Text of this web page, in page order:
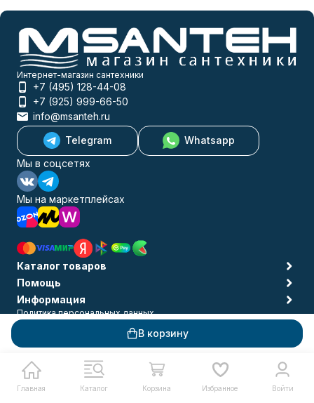
В корзину
Главная Каталог Корзина Избранное Войти
Интернет-магазин сантехники
+7 (495) 128-44-08
+7 (925) 999-66-50
info@msanteh.ru
Telegram
Whatsapp
Мы в соцсетях
Мы на маркетплейсах
Каталог товаров
Помощь
Информация
Политика персональных данных
© 2009-2026 MSANTEH